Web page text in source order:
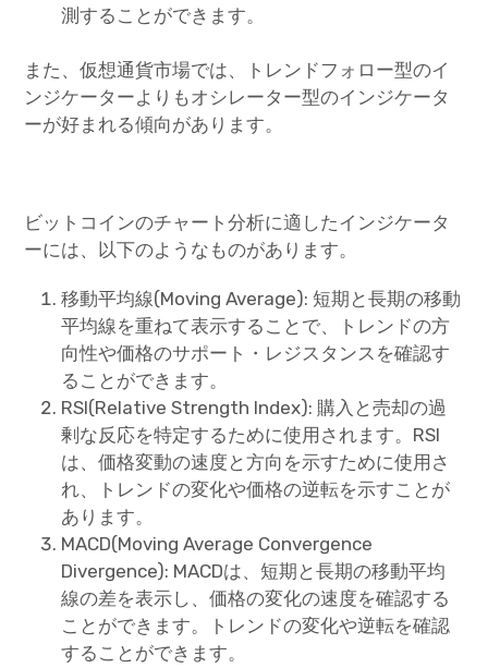
測することができます。
また、仮想通貨市場では、トレンドフォロー型のイ
ンジケーターよりもオシレーター型のインジケータ
ーが好まれる傾向があります。
ビットコインのチャート分析に適したインジケータ
ーには、以下のようなものがあります。
移動平均線(Moving Average): 短期と長期の移動
平均線を重ねて表示することで、トレンドの方
向性や価格のサポート・レジスタンスを確認す
ることができます。
RSI(Relative Strength Index): 購入と売却の過
剰な反応を特定するために使用されます。RSI
は、価格変動の速度と方向を示すために使用さ
れ、トレンドの変化や価格の逆転を示すことが
あります。
MACD(Moving Average Convergence
Divergence): MACDは、短期と長期の移動平均
線の差を表示し、価格の変化の速度を確認する
ことができます。トレンドの変化や逆転を確認
することができます。